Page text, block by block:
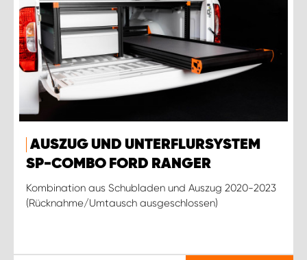
AUSZUG UND UNTERFLURSYSTEM
SP-COMBO FORD RANGER
Kombination aus Schubladen und Auszug 2020-2023
(Rücknahme/Umtausch ausgeschlossen)